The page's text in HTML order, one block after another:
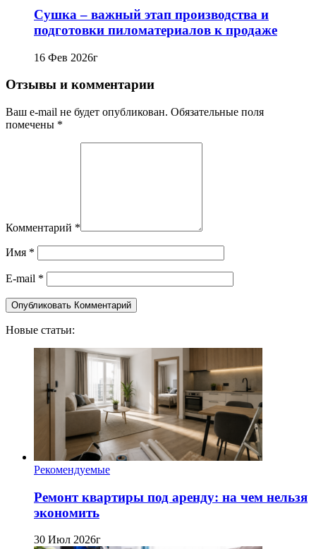
Сушка – важный этап производства и
подготовки пиломатериалов к продаже
16 Фев 2026г
Отзывы и комментарии
Ваш e-mail не будет опубликован. Обязательные поля
помечены *
Комментарий *
Имя *
E-mail *
Новые статьи:
Рекомендуемые
Ремонт квартиры под аренду: на чем нельзя
экономить
30 Июл 2026г